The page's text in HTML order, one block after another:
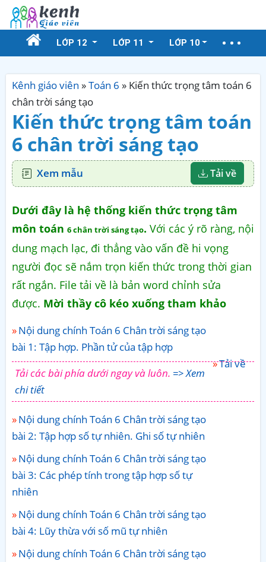
LỚP 12 LỚP 11 LỚP 10
Kênh giáo viên »Toán 6 » Kiến thức trọng tâm toán 6
chân trời sáng tạo
Kiến thức trọng tâm toán
6 chân trời sáng tạo
Xem mẫu Tải về
Dưới đây là hệ thống kiến thức trọng tâm
môn toán 6 chân trời sáng tạo. Với các ý rõ ràng, nội
dung mạch lạc, đi thẳng vào vấn đề hi vọng
người đọc sẽ nắm trọn kiến thức trong thời gian
rất ngắn. File tải về là bản word chỉnh sửa
được. Mời thầy cô kéo xuống tham khảo
Nội dung chính Toán 6 Chân trời sáng tạo
bài 1: Tập hợp. Phần tử của tập hợp
Tải về
Tải các bài phía dưới ngay và luôn. => Xem
chi tiết
Nội dung chính Toán 6 Chân trời sáng tạo
bài 2: Tập hợp số tự nhiên. Ghi số tự nhiên
Nội dung chính Toán 6 Chân trời sáng tạo
bài 3: Các phép tính trong tập hợp số tự
nhiên
Nội dung chính Toán 6 Chân trời sáng tạo
bài 4: Lũy thừa với số mũ tự nhiên
Nội dung chính Toán 6 Chân trời sáng tạo